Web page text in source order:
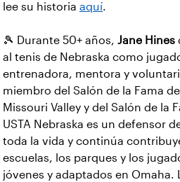
lee su historia aquí.
🎾 Durante 50+ años, Jane Hines
al tenis de Nebraska como
entrenadora, mentora y
miembro del Salón de la Fama de
Missouri Valley y del Salón de la
USTA Nebraska es un defensor
toda la vida y continúa
escuelas, los parques y los
jóvenes y adaptados en Omaha.